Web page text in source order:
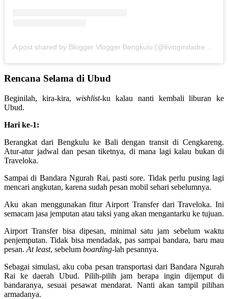
Rencana Selama di Ubud
Beginilah, kira-kira,wishlist-ku kalau nanti kembali liburan ke
Ubud.
Hari ke-1:
Berangkat dari Bengkulu ke Bali dengan transit di Cengkareng.
Atur-atur jadwal dan pesan tiketnya, di mana lagi kalau bukan di
Traveloka.
Sampai di Bandara Ngurah Rai, pasti sore. Tidak perlu pusing lagi
mencari angkutan, karena sudah pesan mobil sehari sebelumnya.
Aku akan menggunakan fitur Airport Transfer dari Traveloka. Ini
semacam jasa jemputan atau taksi yang akan mengantarku ke tujuan.
Airport Transfer bisa dipesan, minimal satu jam sebelum waktu
penjemputan. Tidak bisa mendadak, pas sampai bandara, baru mau
pesan. At least, sebelum boarding-lah pesannya.
Sebagai simulasi, aku coba pesan transportasi dari Bandara Ngurah
Rai ke daerah Ubud. Pilih-pilih jam berapa ingin dijemput di
bandaranya, sesuai pesawat mendarat. Nanti akan tampil pilihan
armadanya.